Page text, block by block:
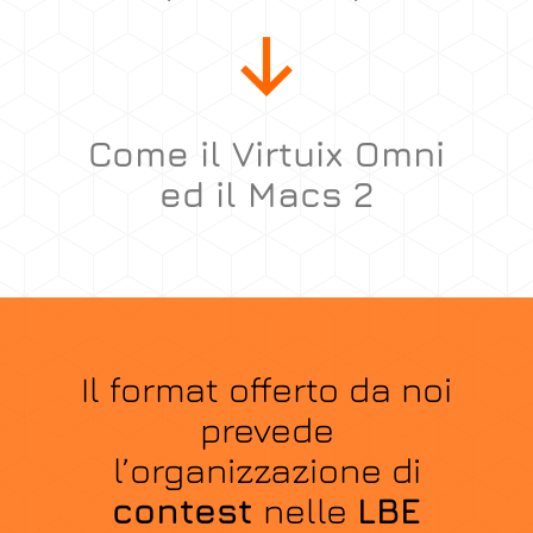
Come il Virtuix Omni
ed il Macs 2
Il format offerto da noi
prevede
l’organizzazione di
contest nelle LBE